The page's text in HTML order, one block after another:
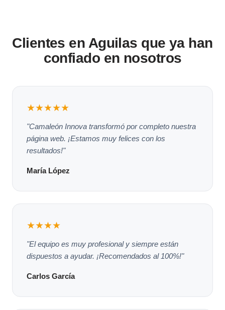
Clientes en Aguilas que ya han
confiado en nosotros
★★★★★
"Camaleón Innova transformó por completo nuestra
página web. ¡Estamos muy felices con los
resultados!"
María López
★★★★
"El equipo es muy profesional y siempre están
dispuestos a ayudar. ¡Recomendados al 100%!"
Carlos García